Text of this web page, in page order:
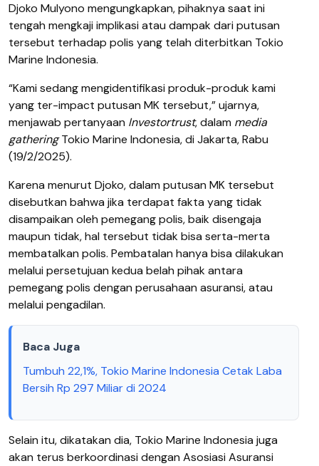
Djoko Mulyono mengungkapkan, pihaknya saat ini
tengah mengkaji implikasi atau dampak dari putusan
tersebut terhadap polis yang telah diterbitkan Tokio
Marine Indonesia.
“Kami sedang mengidentifikasi produk-produk kami
yang ter-impact putusan MK tersebut,” ujarnya,
menjawab pertanyaan Investortrust, dalam media
gatheringTokio Marine Indonesia, di Jakarta, Rabu
(19/2/2025).
Karena menurut Djoko, dalam putusan MK tersebut
disebutkan bahwa jika terdapat fakta yang tidak
disampaikan oleh pemegang polis, baik disengaja
maupun tidak, hal tersebut tidak bisa serta-merta
membatalkan polis. Pembatalan hanya bisa dilakukan
melalui persetujuan kedua belah pihak antara
pemegang polis dengan perusahaan asuransi, atau
melalui pengadilan.
Baca Juga
Tumbuh 22,1%, Tokio Marine Indonesia Cetak Laba
Bersih Rp 297 Miliar di 2024
Selain itu, dikatakan dia, Tokio Marine Indonesia juga
akan terus berkoordinasi dengan Asosiasi Asuransi